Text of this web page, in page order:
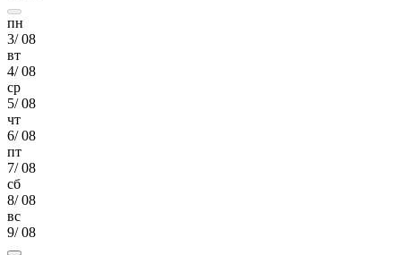
пн
3/08
вт
4/08
ср
5/08
чт
6/08
пт
7/08
сб
8/08
вс
9/08